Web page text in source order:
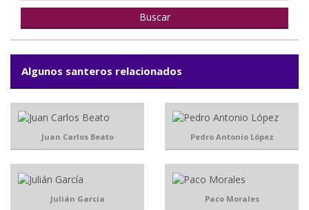
Algunos santeros relacionados
Juan Carlos Beato Pedro Antonio López
Julián García Paco Morales